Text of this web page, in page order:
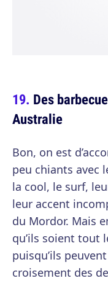
Des
Australie
Bon, on est
peu chiants avec
la cool, le surf,
leur accent
du Mordor. Mais
qu’ils soient tout
puisqu’ils
croisement des